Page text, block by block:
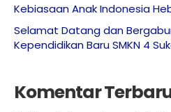
Kebiasaan Anak Indonesia
Selamat Datang dan
Kependidikan Baru SMKN 4
Komentar